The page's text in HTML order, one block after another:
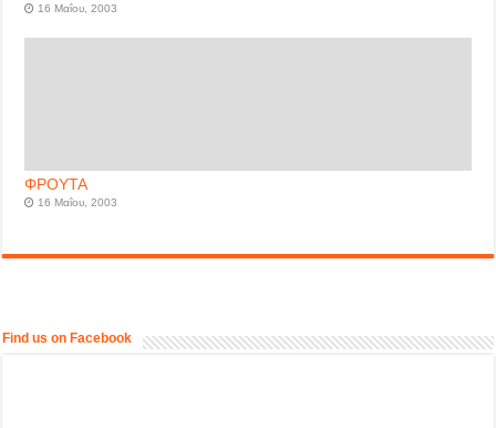
16 Μαΐου, 2003
ΦΡΟΥΤΑ
16 Μαΐου, 2003
Find us on Facebook